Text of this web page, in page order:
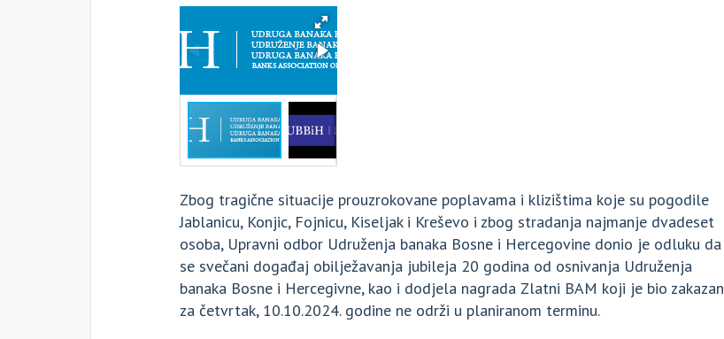
Zbog tragične situacije prouzrokovane poplavama i klizištima koje su pogodile
Jablanicu, Konjic, Fojnicu, Kiseljak i Kreševo i zbog stradanja najmanje dvadeset
osoba, Upravni odbor Udruženja banaka Bosne i Hercegovine donio je odluku da
se svečani događaj obilježavanja jubileja 20 godina od osnivanja Udruženja
banaka Bosne i Hercegivne, kao i dodjela nagrada Zlatni BAM koji je bio zakazan
za četvrtak, 10.10.2024. godine ne održi u planiranom terminu.